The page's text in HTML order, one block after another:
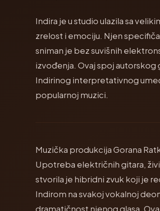
Indira je u studio ulazila sa
zrelost i emociju. Njen
sniman je bez suvišnih
izvođenja. Ovaj spoj
Indirinog interpretativnog
popularnoj muzici.
Muzička produkcija Gorana
Upotreba električnih gitara,
stvorila je hibridni zvuk koji je
Indirom na svakoj vokalnoj
dramatičnost njenog glasa.